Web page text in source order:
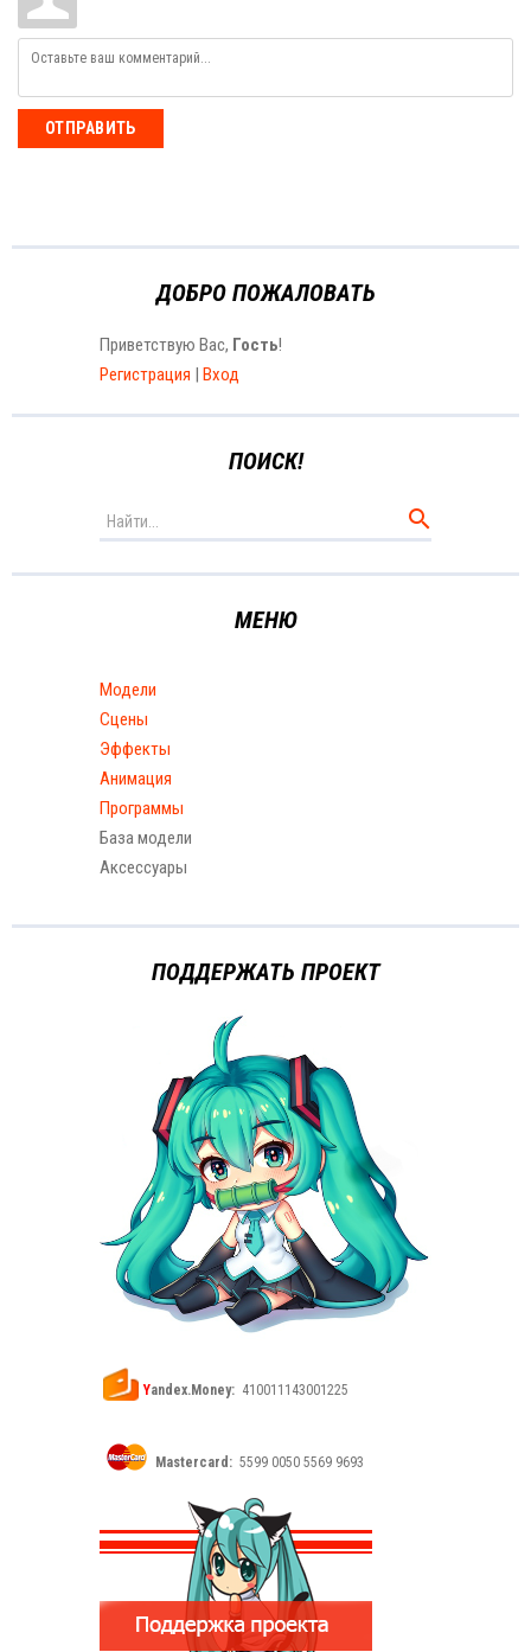
ОТПРАВИТЬ
ДОБРО ПОЖАЛОВАТЬ
Приветствую Вас, Гость!
Регистрация | Вход
ПОИСК!
МЕНЮ
Модели
Сцены
Эффекты
Анимация
Программы
База модели
Аксессуары
ПОДДЕРЖАТЬ ПРОЕКТ
Yandex.Money: 410011143001225
Mastercard: 5599 0050 5569 9693